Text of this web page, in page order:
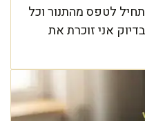
לטפס מהתנור וכל
אני זוכרת את